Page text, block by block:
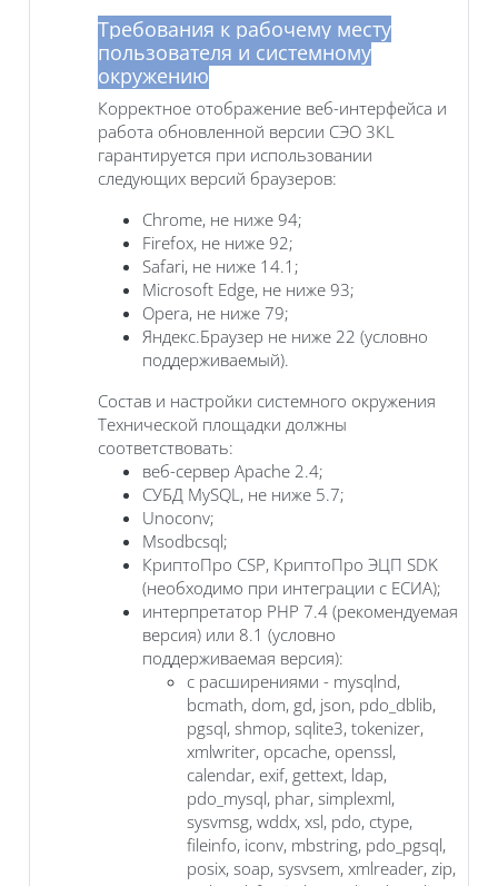
Требования к рабочему месту
пользователя и системному
окружению
Корректное отображение веб-интерфейса и
работа обновленной версии СЭО 3КL
гарантируется при использовании
следующих версий браузеров:
Chrome, не ниже 94;
Firefox, не ниже 92;
Safari, не ниже 14.1;
Microsoft Edge, не ниже 93;
Opera, не ниже 79;
Яндекс.Браузер не ниже 22 (условно
поддерживаемый).
Состав и настройки системного окружения
Технической площадки должны
соответствовать:
веб-сервер Apache 2.4;
СУБД MySQL, не ниже 5.7;
Unoconv;
Msodbcsql;
КриптоПро CSP, КриптоПро ЭЦП SDK
(необходимо при интеграции с ЕСИА);
интерпретатор PHP 7.4 (рекомендуемая
версия) или 8.1 (условно
поддерживаемая версия):
с расширениями - mysqlnd,
bcmath, dom, gd, json, pdo_dblib,
pgsql, shmop, sqlite3, tokenizer,
xmlwriter, opcache, openssl,
calendar, exif, gettext, ldap,
pdo_mysql, phar, simplexml,
sysvmsg, wddx, xsl, pdo, ctype,
fileinfo, iconv, mbstring, pdo_pgsql,
posix, soap, sysvsem, xmlreader, zip,